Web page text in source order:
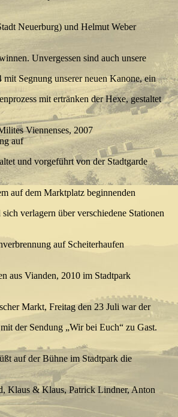
Neuerburg) und Helmut Weber
Unvergessen sind auch unsere
mit Segnung unserer neuen Kanone, ein
mit ertränken der Hexe, gestaltet
Viennenses, 2007
auf
und vorgeführt von der Stadtgarde
auf dem Marktplatz beginnenden
sich verlagern über verschiedene Stationen
auf Scheiterhaufen
aus Vianden, 2010 im Stadtpark
Markt, Freitag den 23 Juli war der
der Sendung „Wir bei Euch“ zu Gast.
auf der Bühne im Stadtpark die
Klaus & Klaus, Patrick Lindner, Anton